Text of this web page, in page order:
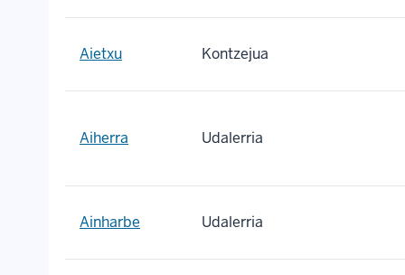
Aietxu Kontzejua
Aiherra Udalerria
Ainharbe Udalerria